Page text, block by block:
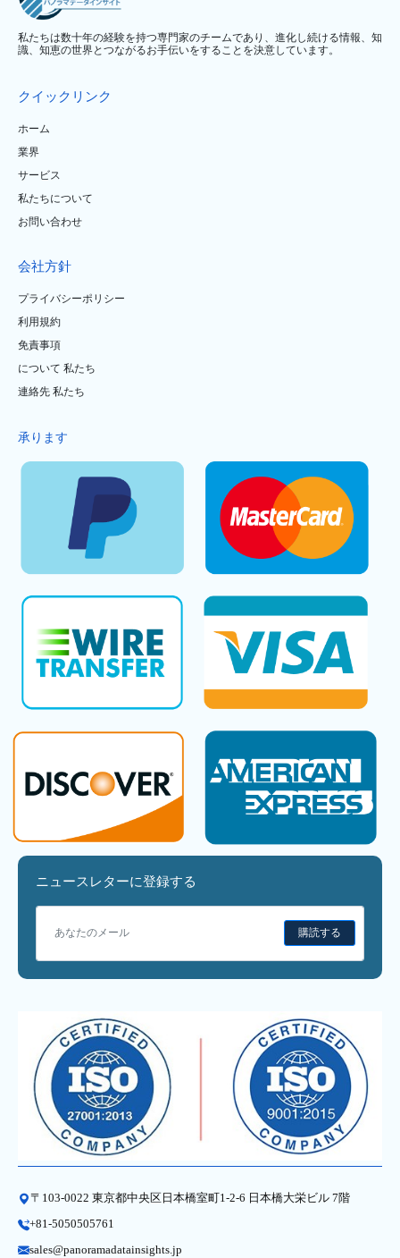
私たちは数十年の経験を持つ専門家のチームであり、進化し続ける情報、知
識、知恵の世界とつながるお手伝いをすることを決意しています。
クイックリンク
ホーム
業界
サービス
私たちについて
お問い合わせ
会社方針
プライバシーポリシー
利用規約
免責事項
について 私たち
連絡先 私たち
承ります
ニュースレターに登録する
購読する
〒103-0022 東京都中央区日本橋室町1-2-6 日本橋大栄ビル 7階
+81-5050505761
sales@panoramadatainsights.jp